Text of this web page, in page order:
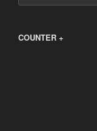
COUNTER +